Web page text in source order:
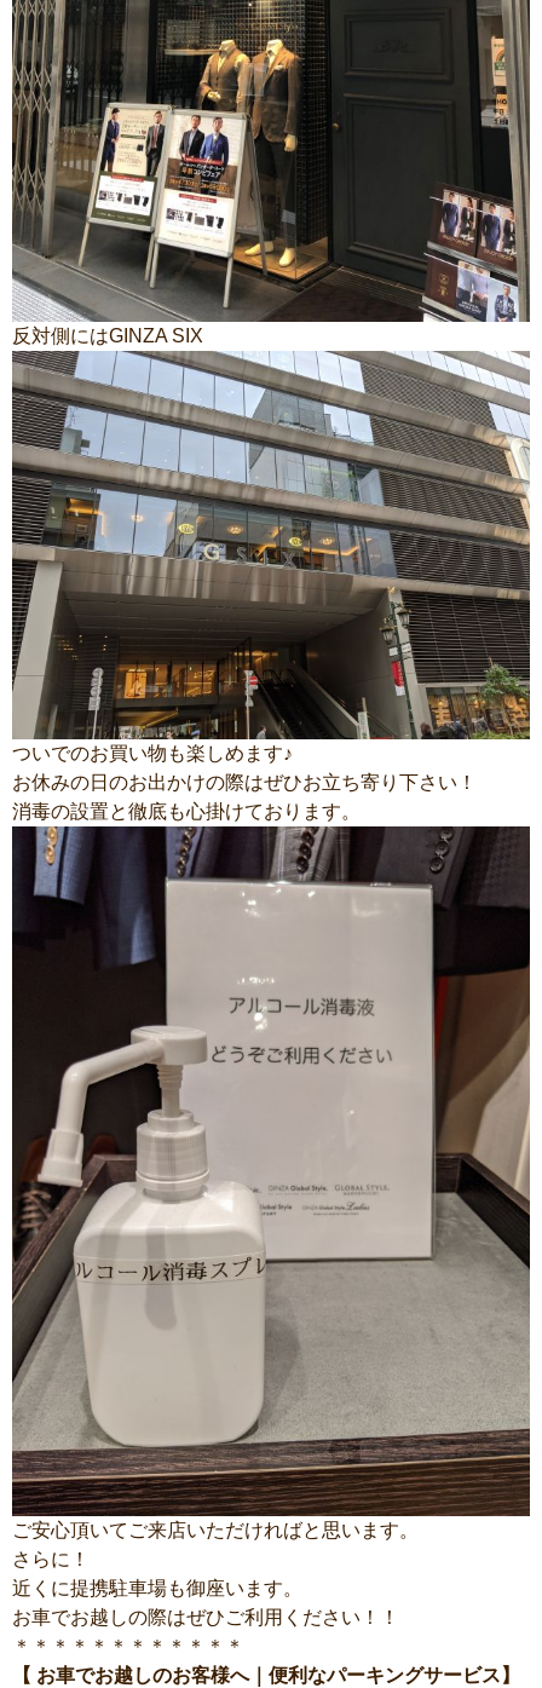
反対側にはGINZA SIX
ついでのお買い物も楽しめます♪
お休みの日のお出かけの際はぜひお立ち寄り下さい！
消毒の設置と徹底も心掛けております。
ご安心頂いてご来店いただければと思います。
さらに！
近くに提携駐車場も御座います。
お車でお越しの際はぜひご利用ください！！
＊＊＊＊＊＊＊＊＊＊＊＊
【 お車でお越しのお客様へ｜便利なパーキングサービス】